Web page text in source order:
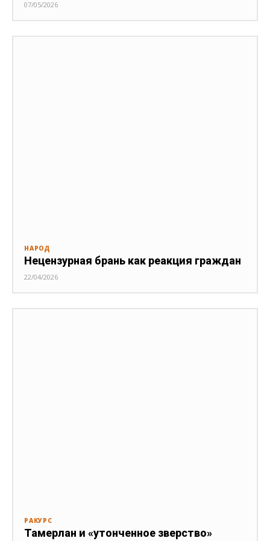
07/05/2026
НАРОД
Нецензурная брань как реакция граждан
22/04/2026
РАКУРС
Тамерлан и «утонченное зверство»